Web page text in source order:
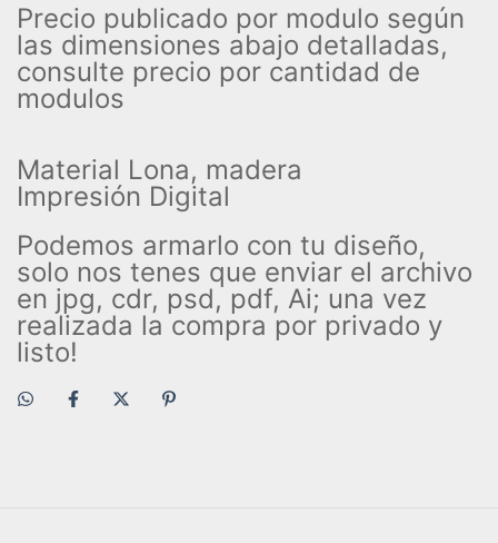
Precio publicado por modulo según
las dimensiones abajo detalladas,
consulte precio por cantidad de
modulos
Material Lona, madera
Impresión Digital
Podemos armarlo con tu diseño,
solo nos tenes que enviar el archivo
en jpg, cdr, psd, pdf, Ai; una vez
realizada la compra por privado y
listo!